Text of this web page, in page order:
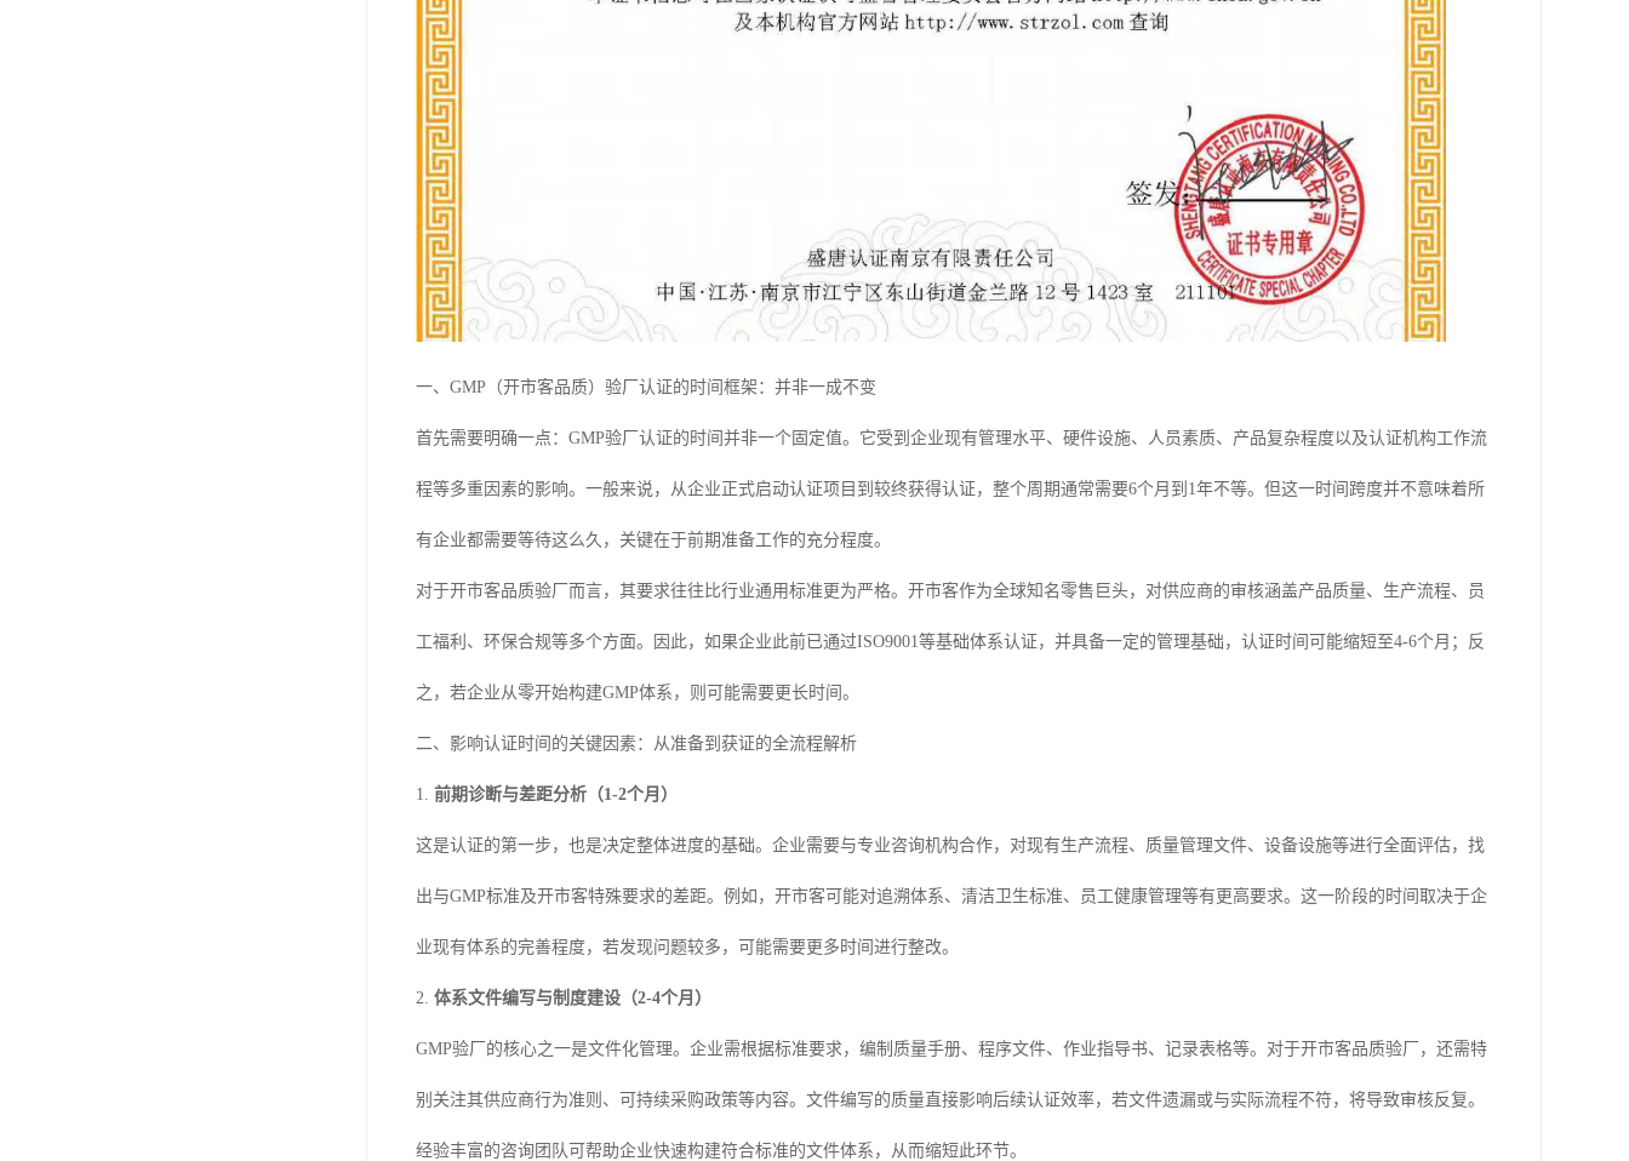
一、GMP（开市客品质）验厂认证的时间框架：并非一成不变
首先需要明确一点：GMP验厂认证的时间并非一个固定值。它受到企业现有管理水平、硬件设施、人员素质、产品复杂程度以及认证机构工作流
程等多重因素的影响。一般来说，从企业正式启动认证项目到较终获得认证，整个周期通常需要6个月到1年不等。但这一时间跨度并不意味着所
有企业都需要等待这么久，关键在于前期准备工作的充分程度。
对于开市客品质验厂而言，其要求往往比行业通用标准更为严格。开市客作为全球知名零售巨头，对供应商的审核涵盖产品质量、生产流程、员
工福利、环保合规等多个方面。因此，如果企业此前已通过ISO9001等基础体系认证，并具备一定的管理基础，认证时间可能缩短至4-6个月；反
之，若企业从零开始构建GMP体系，则可能需要更长时间。
二、影响认证时间的关键因素：从准备到获证的全流程解析
1. 前期诊断与差距分析（1-2个月）
这是认证的第一步，也是决定整体进度的基础。企业需要与专业咨询机构合作，对现有生产流程、质量管理文件、设备设施等进行全面评估，找
出与GMP标准及开市客特殊要求的差距。例如，开市客可能对追溯体系、清洁卫生标准、员工健康管理等有更高要求。这一阶段的时间取决于企
业现有体系的完善程度，若发现问题较多，可能需要更多时间进行整改。
2. 体系文件编写与制度建设（2-4个月）
GMP验厂的核心之一是文件化管理。企业需根据标准要求，编制质量手册、程序文件、作业指导书、记录表格等。对于开市客品质验厂，还需特
别关注其供应商行为准则、可持续采购政策等内容。文件编写的质量直接影响后续认证效率，若文件遗漏或与实际流程不符，将导致审核反复。
经验丰富的咨询团队可帮助企业快速构建符合标准的文件体系，从而缩短此环节。